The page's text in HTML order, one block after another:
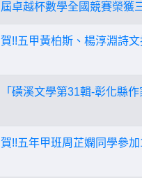
屆卓越杯數學全國競賽榮獲
賀!!五甲黃柏斯、楊淳淵詩
「磺溪文學第31輯-彰化縣
賀!!五年甲班周芷嫻同學參